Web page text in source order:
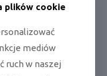
370 x 960 x 990
55,0 / 94,0 kg
plików cookie
mediów
ruch w naszej